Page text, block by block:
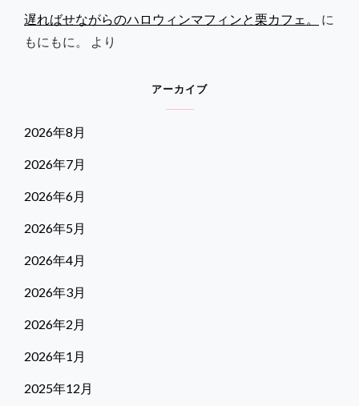
遅ればせながらのハロウィンマフィンと栗カフェ。
に
もにもに。
より
アーカイブ
2026年8月
2026年7月
2026年6月
2026年5月
2026年4月
2026年3月
2026年2月
2026年1月
2025年12月